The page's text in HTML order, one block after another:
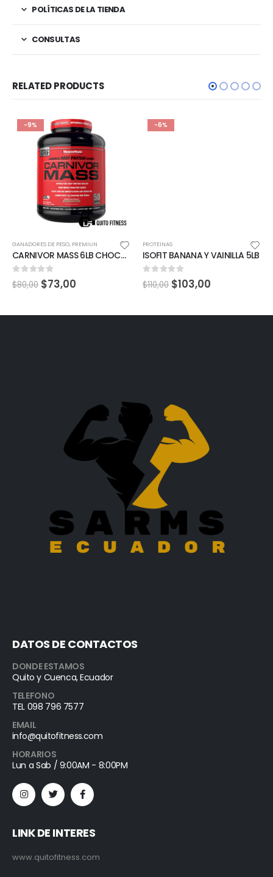
POLÍTICAS DE LA TIENDA
CONSULTAS
RELATED PRODUCTS
-9%
GANADORES DE PESO, PREMIUN
CARNIVOR MASS 6LB CHOCOLATE
0 out of 5
$80,00 $73,00
-6%
PROTEINAS
ISOFIT BANANA Y VAINILLA 5LB
0 out of 5
$110,00 $103,00
DATOS DE CONTACTOS
DONDE ESTAMOS
Quito y Cuenca, Ecuador
TELEFONO
TEL 098 796 7577
EMAIL
info@quitofitness.com
HORARIOS
Lun a Sab / 9:00AM - 8:00PM
LINK DE INTERES
www.quitofitness.com